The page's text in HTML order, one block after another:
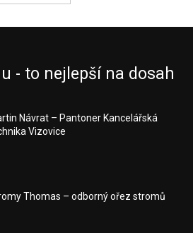
- to nejlepší na dosah
Návrat – Pantoner Kancelářská
Vizovice
Thomas – odborný ořez stromů